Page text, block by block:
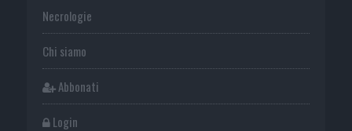
Necrologie
Chi siamo
Abbonati
Login